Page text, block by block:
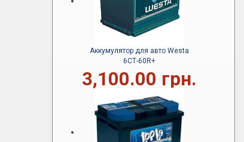
Аккумулятор для авто Westa
6СТ-60R+
3,100.00 грн.